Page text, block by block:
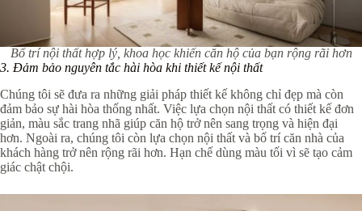
Bố trí nội thất hợp lý, khoa học khiến căn hộ của bạn rộng rãi hơn
3. Đảm bảo nguyên tắc hài hòa khi thiết kế nội thất
Chúng tôi sẽ đưa ra những giải pháp thiết kế không chỉ đẹp mà còn
đảm bảo sự hài hòa thống nhất. Việc lựa chọn nội thất có thiết kế đơn
giản, màu sắc trang nhã giúp căn hộ trở nên sang trọng và hiện đại
hơn. Ngoài ra, chúng tôi còn lựa chọn nội thất và bố trí căn nhà của
khách hàng trở nên rộng rãi hơn. Hạn chế dùng màu tối vì sẽ tạo cảm
giác chật chội.